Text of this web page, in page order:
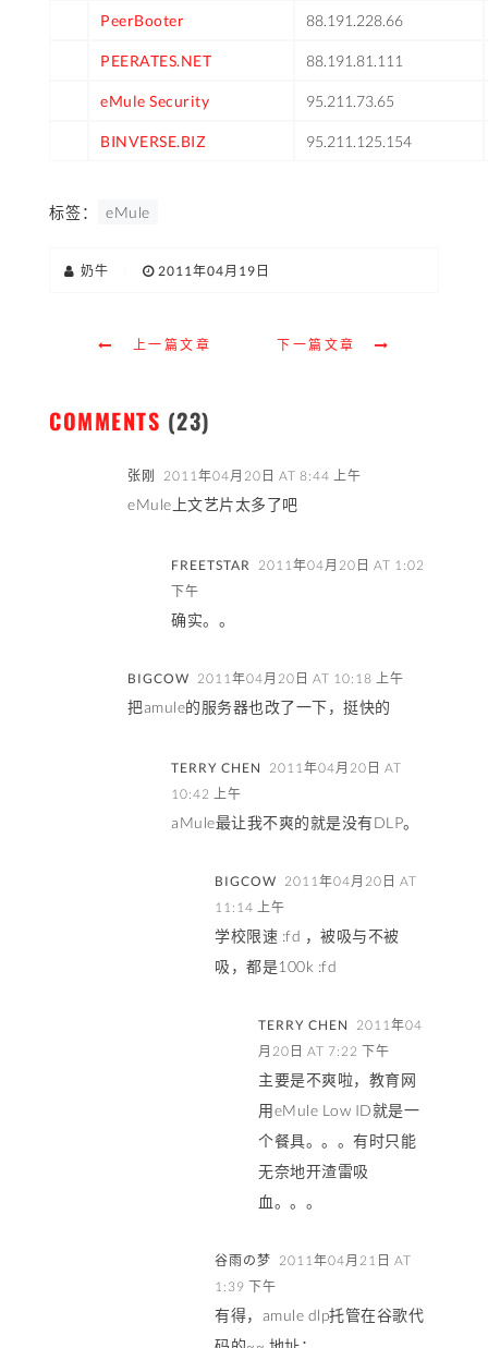
PeerBooter 88.191.228.66
PEERATES.NET 88.191.81.111
eMule Security 95.211.73.65
BINVERSE.BIZ 95.211.125.154
标签： eMule
奶牛 2011年04月19日
上一篇文章 下一篇文章
COMMENTS (23)
张刚 2011年04月20日 AT 8:44 上午
eMule上文艺片太多了吧
FREETSTAR 2011年04月20日 AT 1:02
下午
确实。。
BIGCOW 2011年04月20日 AT 10:18 上午
把amule的服务器也改了一下，挺快的
TERRY CHEN
2011年04月20日 AT
10:42 上午
aMule最让我不爽的就是没有DLP。
BIGCOW 2011年04月20日 AT
11:14 上午
学校限速 :fd ，被吸与不被
吸，都是100k :fd
TERRY CHEN
2011年04
月20日 AT 7:22 下午
主要是不爽啦，教育网
用eMule Low ID就是一
个餐具。。。有时只能
无奈地开渣雷吸
血。。。
谷雨の梦 2011年04月21日 AT
1:39 下午
有得，amule dlp托管在谷歌代